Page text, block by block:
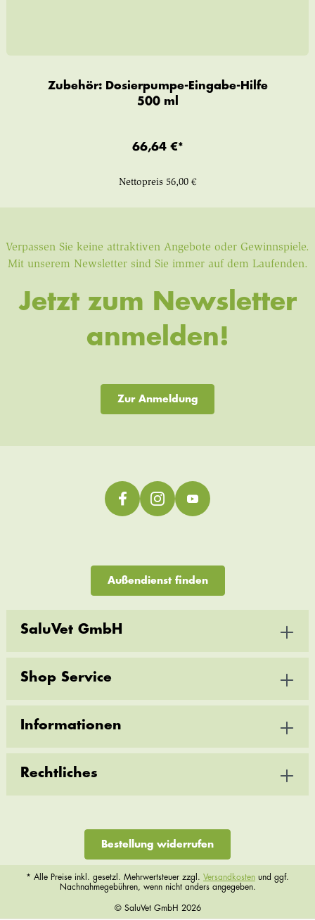
Zubehör: Dosierpumpe-Eingabe-Hilfe
500 ml
66,64 €*
Nettopreis 56,00 €
Verpassen Sie keine attraktiven Angebote oder Gewinnspiele.
Mit unserem Newsletter sind Sie immer auf dem Laufenden.
Jetzt zum Newsletter
anmelden!
Zur Anmeldung
Außendienst finden
SaluVet GmbH
Shop Service
Informationen
Rechtliches
Bestellung widerrufen
* Alle Preise inkl. gesetzl. Mehrwertsteuer zzgl. Versandkosten und ggf.
Nachnahmegebühren, wenn nicht anders angegeben.
© SaluVet GmbH 2026